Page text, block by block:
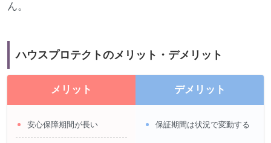
ん。
ハウスプロテクトのメリット・デメリット
メリット
安心保障期間が長い
デメリット
保証期間は状況で変動する